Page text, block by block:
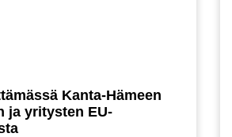
Kanta-Hämeen
ja yritysten EU-